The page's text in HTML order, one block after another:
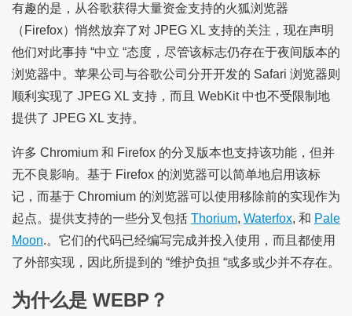
有趣的是，从谷歌获得大量资金支持的火狐浏览器
（Firefox）悄然放弃了对 JPEG XL 支持的关注，现在声明
他们对此事持 “中立 “态度，尽管该标志仍存在于夜间版本的
浏览器中。苹果公司与谷歌公司分开开发的 Safari 浏览器则
顺利实现了 JPEG XL 支持，而且 WebKit 中也不受限制地
提供了 JPEG XL 支持。
许多 Chromium 和 Firefox 的分叉版本也支持该功能，但并
无不良影响。基于 Firefox 的浏览器可以简单地启用该标
记，而基于 Chromium 的浏览器可以使用移除前的实现作为
起点。提供支持的一些分叉包括 Thorium, Waterfox, 和 Pale
Moon.。它们的代码已经编写完成并投入使用，而且都使用
了外部实现，因此所提到的 “维护负担 “或多或少并不存在。
为什么是 WEBP？